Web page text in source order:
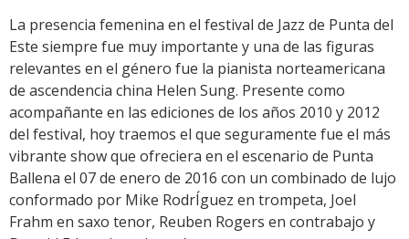
Link
La presencia femenina en el festival de Jazz de Punta del
Este siempre fue muy importante y una de las figuras
relevantes en el género fue la pianista norteamericana
de ascendencia china Helen Sung. Presente como
acompañante en las ediciones de los años 2010 y 2012
del festival, hoy traemos el que seguramente fue el más
vibrante show que ofreciera en el escenario de Punta
Ballena el 07 de enero de 2016 con un combinado de lujo
conformado por Mike RodrÍguez en trompeta, Joel
Frahm en saxo tenor, Reuben Rogers en contrabajo y